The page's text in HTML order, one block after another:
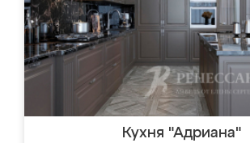
Кухня "Адриана"